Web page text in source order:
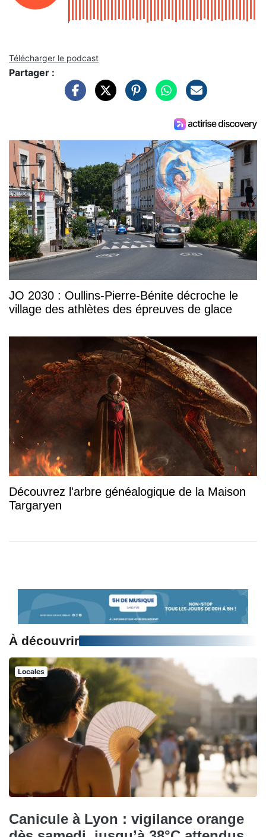
Télécharger le podcast
Partager :
JO 2030 : Oullins-Pierre-Bénite décroche le
village des athlètes des épreuves de glace
Découvrez l'arbre généalogique de la Maison
Targaryen
À découvrir
Locales
Canicule à Lyon : vigilance orange